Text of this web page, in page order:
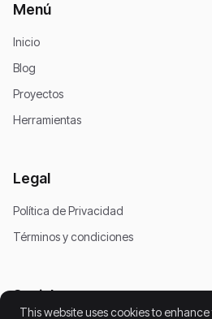
Menú
Inicio
Blog
Proyectos
Herramientas
Legal
Política de Privacidad
Términos y condiciones
Social
This website uses cookies to